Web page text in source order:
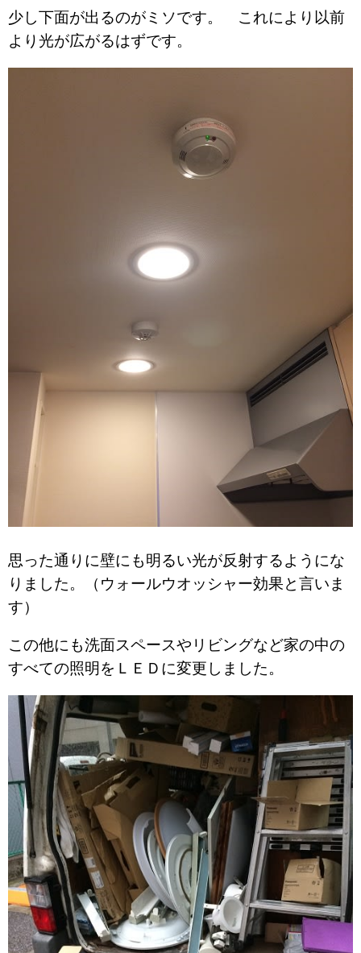
少し下面が出るのがミソです。 これにより以前
より光が広がるはずです。
思った通りに壁にも明るい光が反射するようにな
りました。（ウォールウオッシャー効果と言いま
す）
この他にも洗面スペースやリビングなど家の中の
すべての照明をＬＥＤに変更しました。